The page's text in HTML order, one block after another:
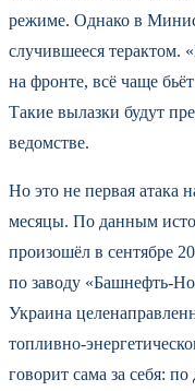
режиме. Однако в
случившееся терактом.
на фронте, всё чаще
Такие вылазки будут
ведомстве.
Но это не первая атака
месяцы. По данным
произошёл в сентябре
по заводу «Башнефть-
Украина
топливно-
говорит сама за себя: